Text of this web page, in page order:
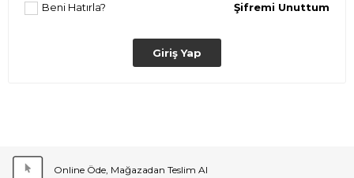
Şifremi Unuttum
Beni Hatırla?
Online Öde, Mağazadan Teslim Al